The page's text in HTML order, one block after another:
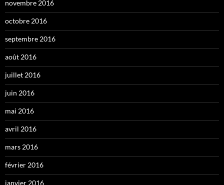
novembre 2016
octobre 2016
septembre 2016
août 2016
juillet 2016
juin 2016
mai 2016
avril 2016
mars 2016
février 2016
janvier 2016